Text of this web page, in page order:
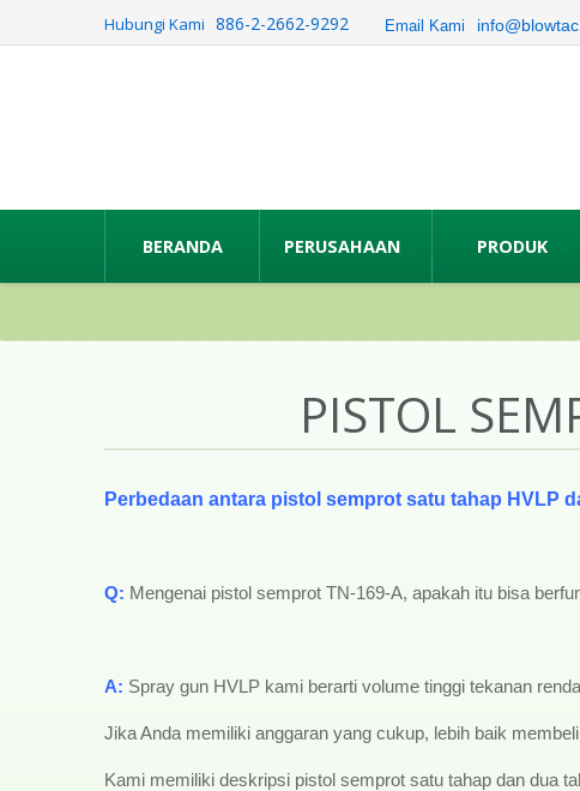
Hubungi Kami 886-2-2662-9292 Email Kami
BERANDA PERUSAHAAN PRODUK
PISTOL
Perbedaan antara pistol semprot satu tahap HVLP
Q: Mengenai pistol semprot TN-169-A, apakah itu bisa
A: Spray gun HVLP kami berarti volume tinggi tekanan
Jika Anda memiliki anggaran yang cukup, lebih baik
Kami memiliki deskripsi pistol semprot satu tahap dan dua